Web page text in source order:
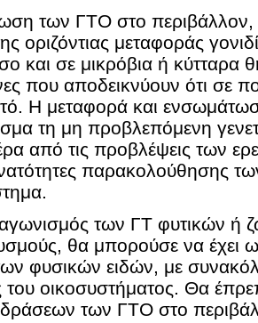
των ΓΤΟ στο περιβάλλον,
οριζόντιας μεταφοράς
και σε μικρόβια ή κύτταρα
που αποδεικνύουν ότι σε
Η μεταφορά και
τη μη προβλεπόμενη
από τις προβλέψεις των
παρακολούθησης
των ΓΤ φυτικών ή
θα μπορούσε να έχει
φυσικών ειδών, με
του οικοσυστήματος. Θα
των ΓΤΟ στο